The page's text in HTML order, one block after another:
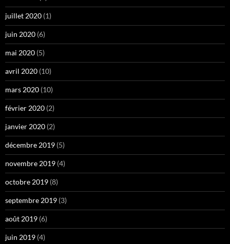
juillet 2020 (1)
juin 2020 (6)
mai 2020 (5)
avril 2020 (10)
mars 2020 (10)
février 2020 (2)
janvier 2020 (2)
décembre 2019 (5)
novembre 2019 (4)
octobre 2019 (8)
septembre 2019 (3)
août 2019 (6)
juin 2019 (4)